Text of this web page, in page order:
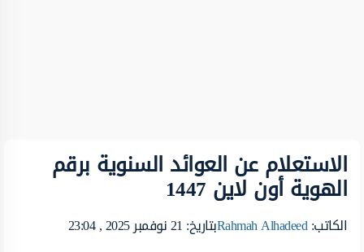
الاستعلام عن العوائد السنوية برقم
الهوية أون لاين 1447
الكاتب:Rahmah Alhadeedبتاريخ: 21 نوفمبر 2025 , 23:04